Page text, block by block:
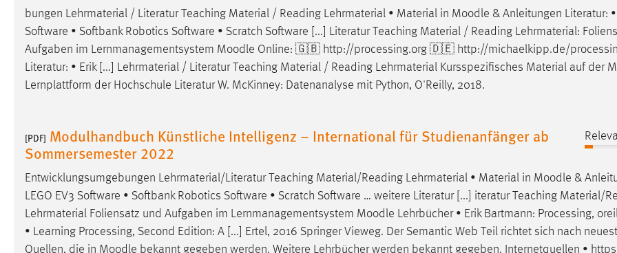
bungen Lehrmaterial / Literatur Teaching Material / Reading Lehrmaterial • Material in Moodle & Anleitungen Literatur: •
Software • Softbank Robotics Software • Scratch Software [...] Literatur Teaching Material / Reading Lehrmaterial:
Aufgaben im Lernmanagementsystem Moodle Online: 🇬🇧 http://processing.org 🇩🇪 http://michaelkipp.de/
Literatur: • Erik [...] Lehrmaterial / Literatur Teaching Material / Reading Lehrmaterial Kursspezifisches Material auf der
Lernplattform der Hochschule Literatur W. McKinney: Datenanalyse mit Python, O'Reilly, 2018.
[PDF] Modulhandbuch Künstliche Intelligenz – International für Studienanfänger ab
Sommersemester 2022
Entwicklungsumgebungen Lehrmaterial/Literatur Teaching Material/Reading Lehrmaterial • Material in Moodle &
LEGO EV3 Software • Softbank Robotics Software • Scratch Software … weitere Literatur [...] iteratur Teaching Material/
Lehrmaterial Foliensatz und Aufgaben im Lernmanagementsystem Moodle Lehrbücher • Erik Bartmann: Processing,
• Learning Processing, Second Edition: A [...] Ertel, 2016 Springer Vieweg. Der Semantic Web Teil richtet sich nach
Quellen, die in Moodle bekannt gegeben werden. Weitere Lehrbücher werden bekannt gegeben. Internetquellen •
STATISTIK
Statistik Cookies erfassen Informationen anonym.
Diese Informationen helfen uns zu verstehen, wie
Matomo
Name: _pk_ref, _pk_cvar, _pk_id, _pk_ses
Zweck:
Cookie Laufzeit: Max. 13 Monate